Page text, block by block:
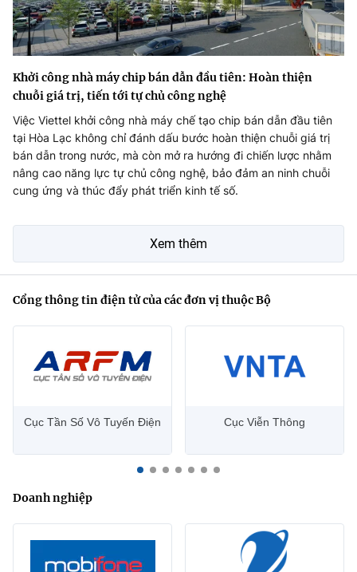
Khởi công nhà máy chip bán dẫn đầu tiên: Hoàn thiện
chuỗi giá trị, tiến tới tự chủ công nghệ
Việc Viettel khởi công nhà máy chế tạo chip bán dẫn đầu tiên
tại Hòa Lạc không chỉ đánh dấu bước hoàn thiện chuỗi giá trị
bán dẫn trong nước, mà còn mở ra hướng đi chiến lược nhằm
nâng cao năng lực tự chủ công nghệ, bảo đảm an ninh chuỗi
cung ứng và thúc đẩy phát triển kinh tế số.
Xem thêm
Cổng thông tin điện tử của các đơn vị thuộc Bộ
Cục Tần Số Vô Tuyến Điện Cục Viễn Thông
Doanh nghiệp